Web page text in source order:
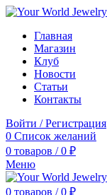
Главная
Магазин
Клуб
Новости
Статьи
Контакты
Войти / Регистрация
0 Список желаний
0 товаров / 0 ₽
Меню
0 товаров / 0 ₽